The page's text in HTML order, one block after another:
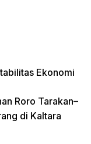
Ekonomi
Roro Tarakan–
di Kaltara